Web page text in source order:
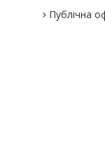
Публічна